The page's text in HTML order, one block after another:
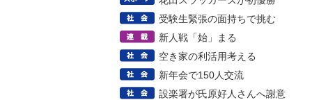
受験生緊張の面持ちで挑む
新人戦「始」まる
空き家の利活用考える
新年会で150人交流
設楽署が氏原好人さんへ謝意